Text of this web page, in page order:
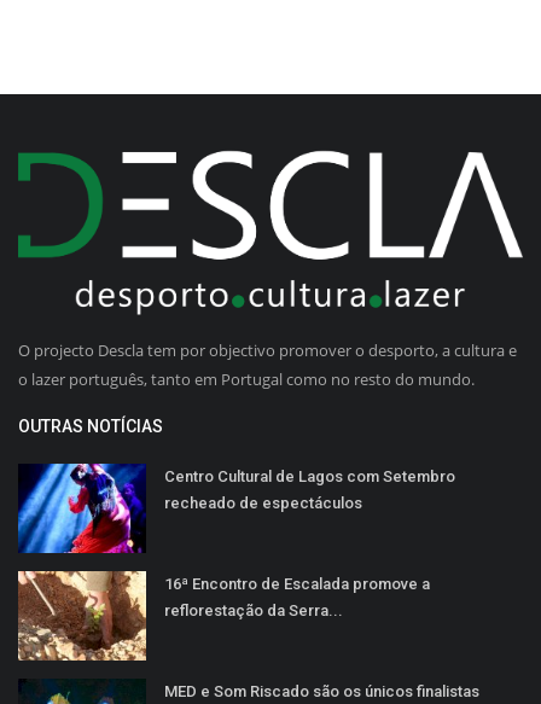
O projecto Descla tem por objectivo promover o desporto, a cultura e
o lazer português, tanto em Portugal como no resto do mundo.
OUTRAS NOTÍCIAS
Centro Cultural de Lagos com Setembro
recheado de espectáculos
16ª Encontro de Escalada promove a
reflorestação da Serra...
MED e Som Riscado são os únicos finalistas